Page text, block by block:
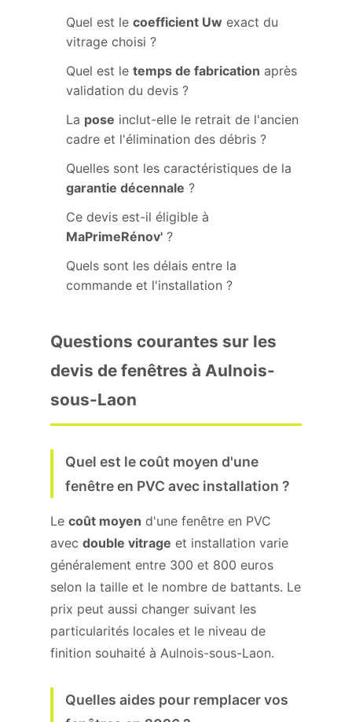
Quel est le coefficient Uw exact du
vitrage choisi ?
Quel est le temps de fabrication après
validation du devis ?
La pose inclut-elle le retrait de l'ancien
cadre et l'élimination des débris ?
Quelles sont les caractéristiques de la
garantie décennale ?
Ce devis est-il éligible à
MaPrimeRénov' ?
Quels sont les délais entre la
commande et l'installation ?
Questions courantes sur les
devis de fenêtres à Aulnois-
sous-Laon
Quel est le coût moyen d'une
fenêtre en PVC avec installation ?
Le coût moyen d'une fenêtre en PVC
avec double vitrage et installation varie
généralement entre 300 et 800 euros
selon la taille et le nombre de battants. Le
prix peut aussi changer suivant les
particularités locales et le niveau de
finition souhaité à Aulnois-sous-Laon.
Quelles aides pour remplacer vos